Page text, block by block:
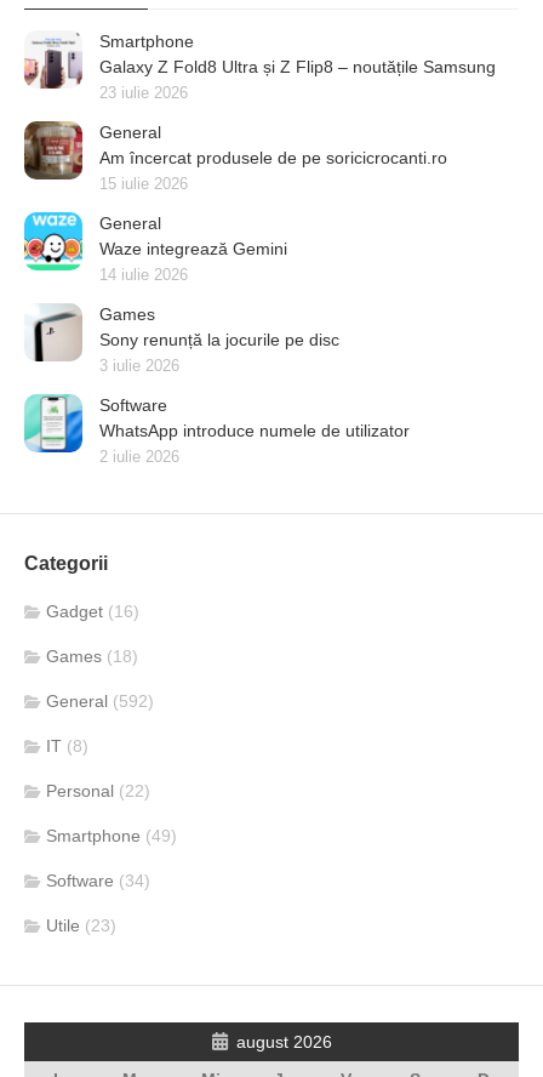
Smartphone
Galaxy Z Fold8 Ultra și Z Flip8 – noutățile Samsung
23 iulie 2026
General
Am încercat produsele de pe soricicrocanti.ro
15 iulie 2026
General
Waze integrează Gemini
14 iulie 2026
Games
Sony renunță la jocurile pe disc
3 iulie 2026
Software
WhatsApp introduce numele de utilizator
2 iulie 2026
Categorii
Gadget (16)
Games (18)
General (592)
IT (8)
Personal (22)
Smartphone (49)
Software (34)
Utile (23)
august 2026